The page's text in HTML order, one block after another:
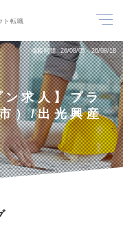
ト転職
掲載期間 26/08/05～26/08/18
求人】プラ
）/出光興産